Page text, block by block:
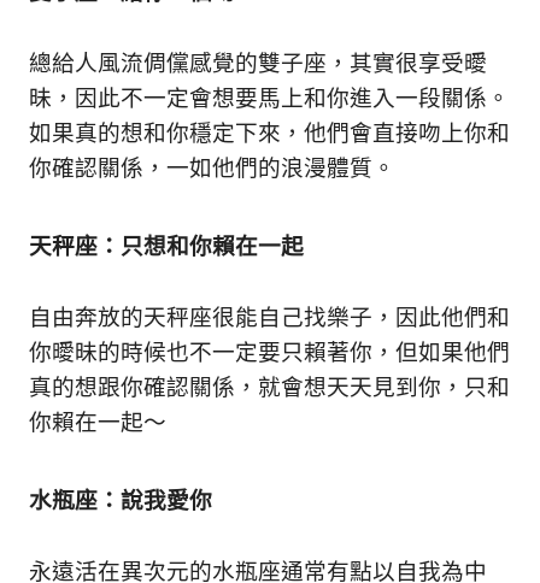
內
容，
讓
獨
一
的
和
CBOOK
一
起
找
到
屬
的
活
總給人風流倜儻感覺的雙子座，其實很享受曖
昧，因此不一定會想要馬上和你進入一段關係。
如果真的想和你穩定下來，他們會直接吻上你和
你確認關係，一如他們的浪漫體質。
天秤座：只想和你賴在一起
自由奔放的天秤座很能自己找樂子，因此他們和
你曖昧的時候也不一定要只賴著你，但如果他們
真的想跟你確認關係，就會想天天見到你，只和
你賴在一起～
水瓶座：說我愛你
永遠活在異次元的水瓶座通常有點以自我為中